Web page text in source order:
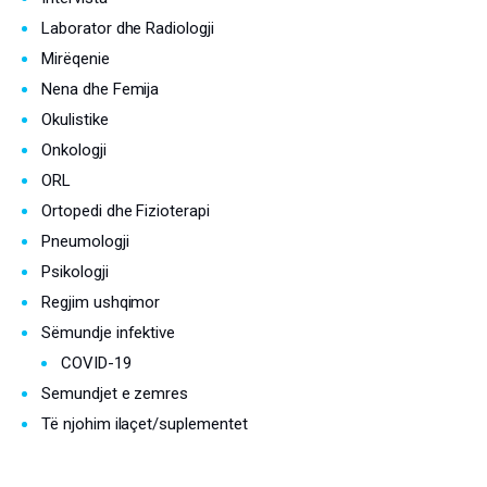
Laborator dhe Radiologji
Mirëqenie
Nena dhe Femija
Okulistike
Onkologji
ORL
Ortopedi dhe Fizioterapi
Pneumologji
Psikologji
Regjim ushqimor
Sëmundje infektive
COVID-19
Semundjet e zemres
Të njohim ilaçet/suplementet